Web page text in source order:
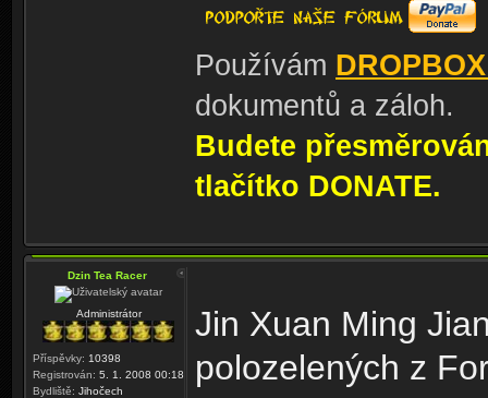
Používám
dokumentů a záloh.
Budete
tlačítko DONATE.
Dzin Tea Racer
Administrátor
Příspěvky: 10398
Registrován: 5. 1. 2008 00:18
Bydliště: Jihočech
Jin Xuan Ming
polozelených z